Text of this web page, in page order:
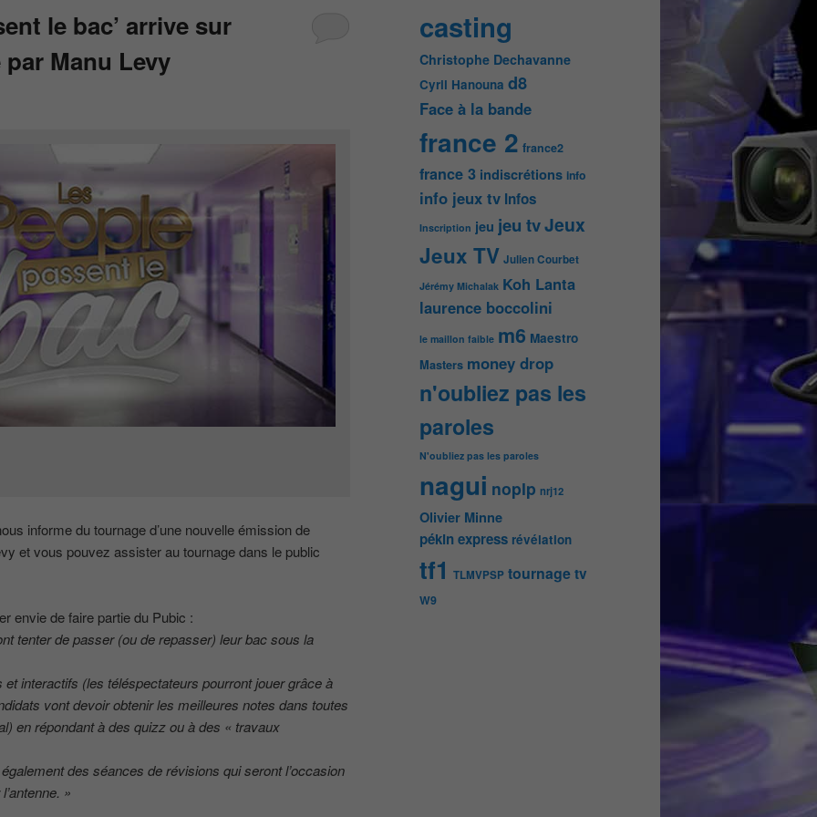
le bac’ arrive sur
Manu Levy
informe du tournage d’une nouvelle émission de
et vous pouvez assister au tournage dans le public
envie de faire partie du Pubic :
tenter de passer (ou de repasser) leur bac sous la
interactifs (les téléspectateurs pourront jouer grâce à
vont devoir obtenir les meilleures notes dans toutes
en répondant à des quizz ou à des « travaux
des séances de révisions qui seront l’occasion
»
casting
Christophe Dechavanne
Cyril Hanouna d8
Face à la bande
france 2 france2
france 3 indiscrétions info
info jeux tv Infos
Inscription jeu jeu tvJeux
Jeux TV Julien Courbet
Jérémy Michalak Koh Lanta
laurence boccolini
le maillon faible m6 Maestro
Masters money drop
n'oubliez pas les
paroles
N'oubliez pas les paroles
nagui noplp nrj12
Olivier Minne
pékin express révélation
tf1 TLMVPSP tournagetv
W9